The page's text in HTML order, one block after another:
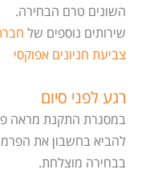
השונים טרם הבחירה.
שירותים נוספים של
צביעת חניונים אפוקסי
רגע לפני סיום
במסגרת התקנת מראה
להביא בחשבון את
בבחירה מוצלחת.